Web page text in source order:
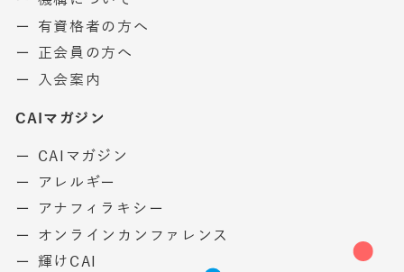
ー 有資格者の方へ
ー 正会員の方へ
ー 入会案内
CAIマガジン
ー CAIマガジン
ー アレルギー
ー アナフィラキシー
ー オンラインカンファレンス
ー 輝けCAI